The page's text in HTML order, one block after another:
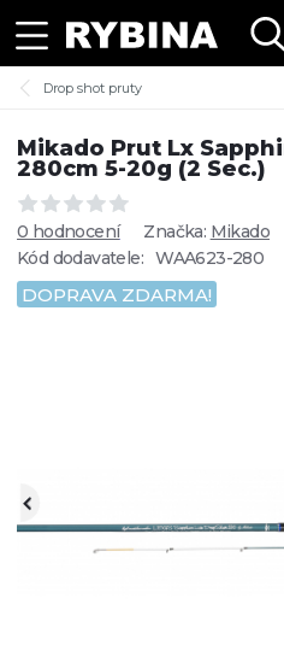
Drop shot pruty
Mikado Prut Lx
280cm 5-20g (2 Sec.)
0 hodnocení Značka: Mikado
Kód dodavatele:WAA623-280
DOPRAVA ZDARMA!